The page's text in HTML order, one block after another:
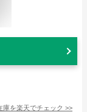
庫を楽天でチェック >>